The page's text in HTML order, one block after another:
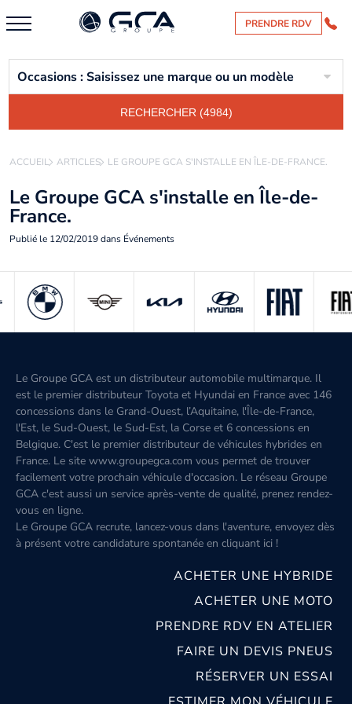
PRENDRE RDV
Occasions : Saisissez une marque ou un modèle
RECHERCHER (4984)
ACCUEIL ARTICLES LE GROUPE GCA S'INSTALLE EN ÎLE-DE-FRANCE.
Le Groupe GCA s'installe en Île-de-
France.
Publié le 12/02/2019dans Événements
Le Groupe GCA est un distributeur automobile multimarque. Il
est le premier distributeur Toyota et Hyundai en France avec 146
concessions dans le Grand-Ouest, l’Aquitaine, l'Île-de-France,
l'Est, le Sud-Ouest, le Sud-Est, la Corse et 6 concessions en
Belgique. C'est le premier distributeur de véhicules hybrides en
France. Le site www.groupegca.com vous permet de trouver
facilement votre prochain véhicule d'occasion. Le réseau Groupe
GCA c'est aussi un service après-vente de qualité, prenez rendez-
vous en ligne.
Le Groupe GCA recrute, lancez-vous dans l'aventure, envoyez dès
à présent votre candidature spontanée en cliquant ici !
ACHETER UNE HYBRIDE
ACHETER UNE MOTO
PRENDRE RDV EN ATELIER
FAIRE UN DEVIS PNEUS
RÉSERVER UN ESSAI